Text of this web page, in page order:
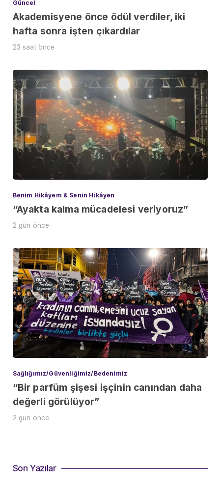
Güncel
Akademisyene önce ödül verdiler, iki
hafta sonra işten çıkardılar
23 saat önce
Benim Hikâyem & Senin Hikâyen
“Ayakta kalma mücadelesi veriyoruz”
2 gün önce
Sağlığımız/Güvenliğimiz/Bedenimiz
“Bir parfüm şişesi işçinin canından daha
değerli görülüyor”
2 gün önce
Son Yazılar